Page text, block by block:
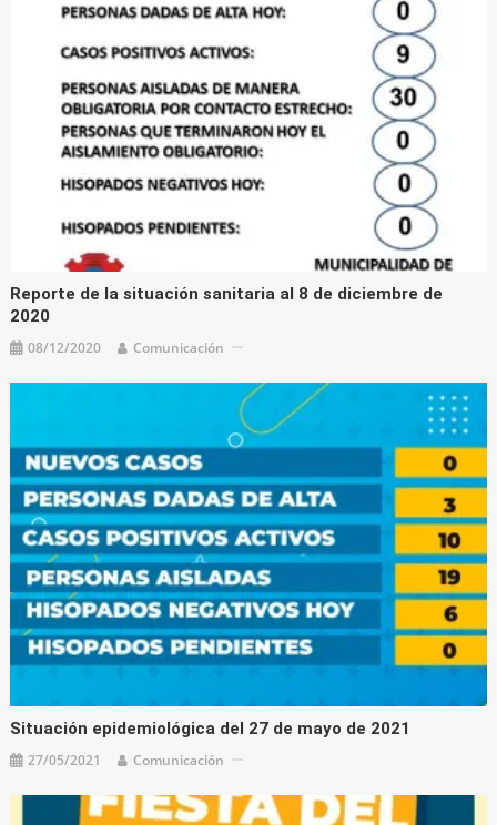
Reporte de la situación sanitaria al 8 de diciembre de
2020
08/12/2020 Comunicación
Situación epidemiológica del 27 de mayo de 2021
27/05/2021 Comunicación